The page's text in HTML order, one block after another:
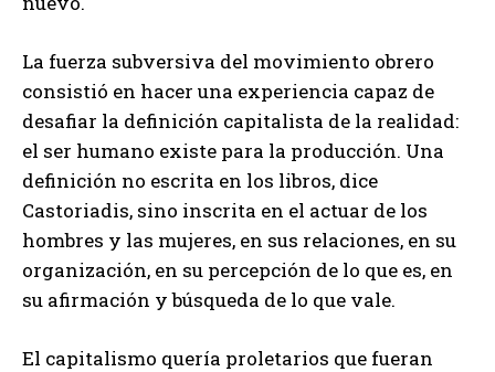
La fuerza subversiva del movimiento obrero
consistió en hacer una experiencia capaz de
desafiar la definición capitalista de la realidad:
el ser humano existe para la producción. Una
definición no escrita en los libros, dice
Castoriadis, sino inscrita en el actuar de los
hombres y las mujeres, en sus relaciones, en su
organización, en su percepción de lo que es, en
su afirmación y búsqueda de lo que vale.
El capitalismo quería proletarios que fueran